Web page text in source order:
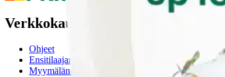
Verkkokauppa
Ohjeet
Ensitilaajan pikaopas
Myymälänouto